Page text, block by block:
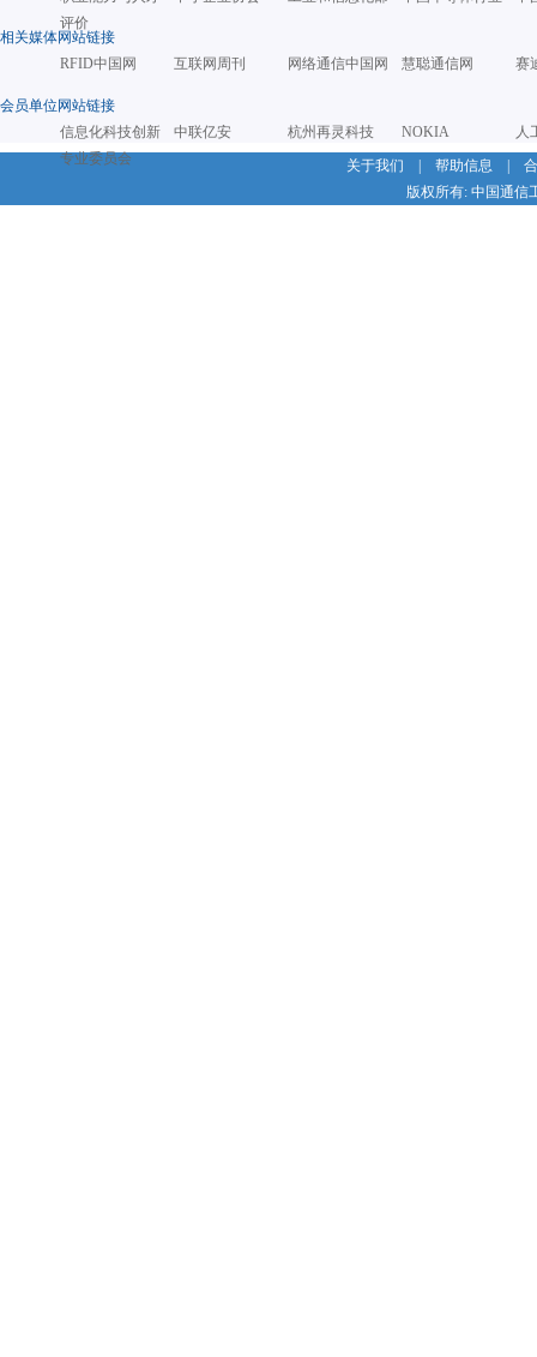
评价
相关媒体网站链接
RFID中国网
互联网周刊 网络通信中国网 慧聪通信网 赛
会员单位网站链接
信息化科技创新
专业委员会
中联亿安 杭州再灵科技 NOKIA
人
关于我们
帮助信息
版权所有: 中国通信